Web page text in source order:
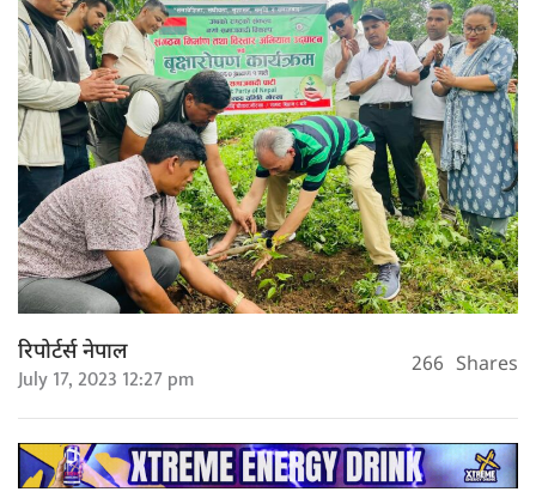
रिपोर्टर्स नेपाल
July 17, 2023 12:27 pm 266 Shares